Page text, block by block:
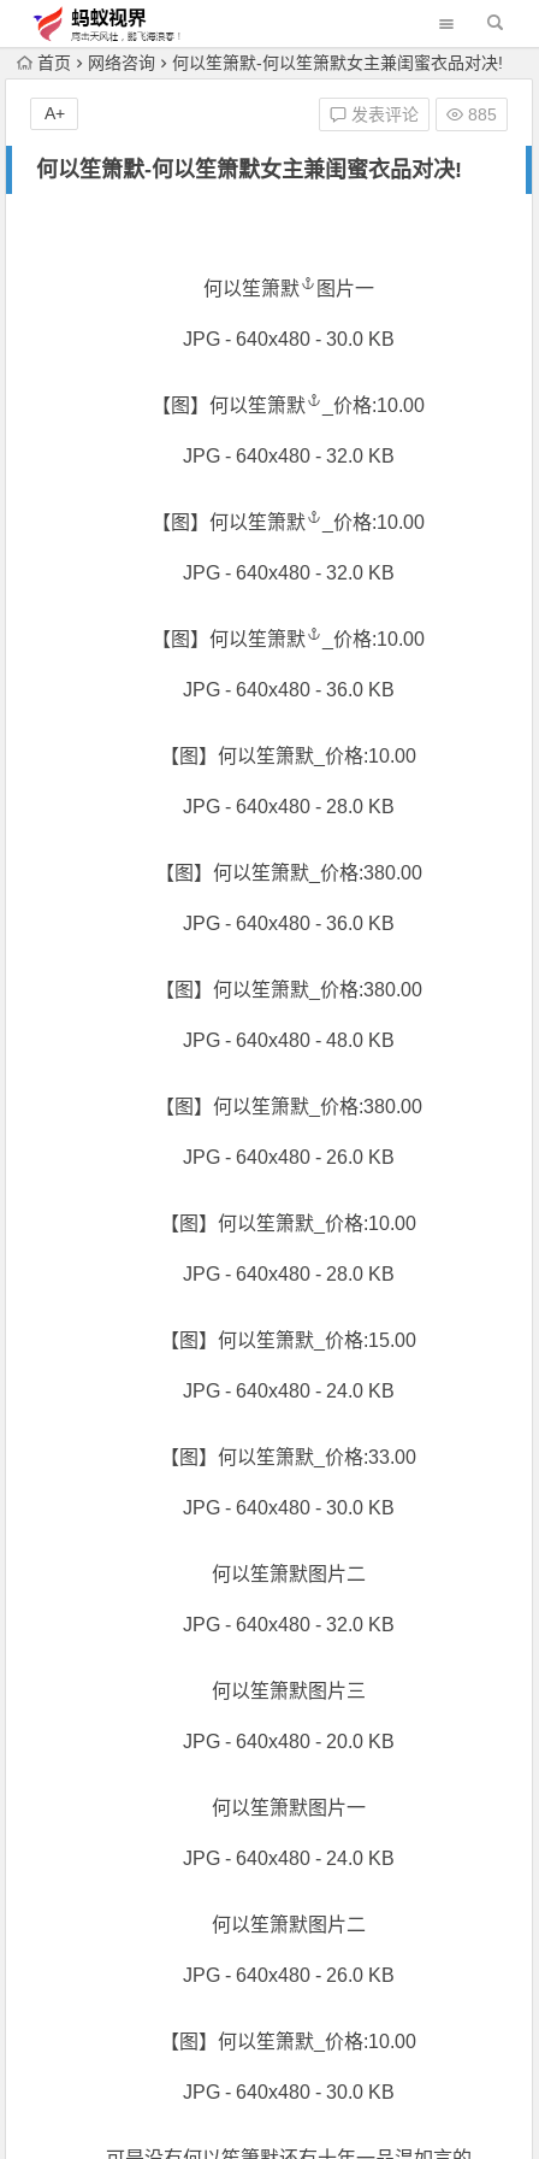
首页 网络咨询 何以笙箫默-何以笙箫默女主兼闺蜜衣品对决!
何以笙箫默-何以笙箫默女主兼闺蜜衣品对决!
发表评论 885
A+
何以笙箫默 图片一
JPG - 640x480 - 30.0 KB
【图】何以笙箫默 _价格:10.00
JPG - 640x480 - 32.0 KB
【图】何以笙箫默 _价格:10.00
JPG - 640x480 - 32.0 KB
【图】何以笙箫默 _价格:10.00
JPG - 640x480 - 36.0 KB
【图】何以笙箫默_价格:10.00
JPG - 640x480 - 28.0 KB
【图】何以笙箫默_价格:380.00
JPG - 640x480 - 36.0 KB
【图】何以笙箫默_价格:380.00
JPG - 640x480 - 48.0 KB
【图】何以笙箫默_价格:380.00
JPG - 640x480 - 26.0 KB
【图】何以笙箫默_价格:10.00
JPG - 640x480 - 28.0 KB
【图】何以笙箫默_价格:15.00
JPG - 640x480 - 24.0 KB
【图】何以笙箫默_价格:33.00
JPG - 640x480 - 30.0 KB
何以笙箫默图片二
JPG - 640x480 - 32.0 KB
何以笙箫默图片三
JPG - 640x480 - 20.0 KB
何以笙箫默图片一
JPG - 640x480 - 24.0 KB
何以笙箫默图片二
JPG - 640x480 - 26.0 KB
【图】何以笙箫默_价格:10.00
JPG - 640x480 - 30.0 KB